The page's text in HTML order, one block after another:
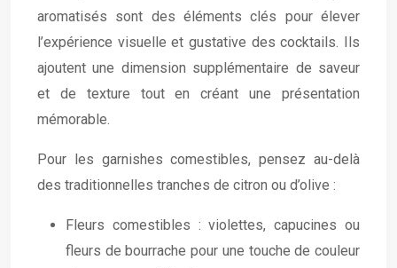
aromatisés sont des éléments clés pour élever
l’expérience visuelle et gustative des cocktails. Ils
ajoutent une dimension supplémentaire de saveur
et de texture tout en créant une présentation
mémorable.
Pour les garnishes comestibles, pensez au-delà
des traditionnelles tranches de citron ou d’olive :
Fleurs comestibles : violettes, capucines ou
fleurs de bourrache pour une touche de couleur